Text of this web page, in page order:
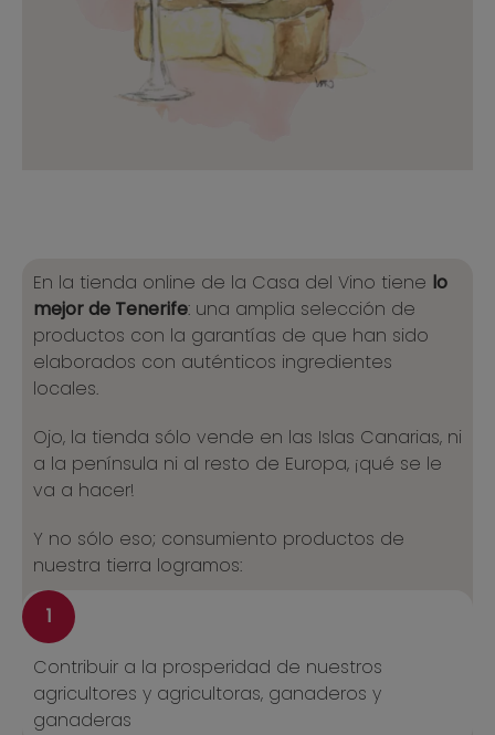
En la tienda online de la Casa del Vino tiene lo
mejor de Tenerife: una amplia selección de
productos con la garantías de que han sido
elaborados con auténticos ingredientes
locales.
Ojo, la tienda sólo vende en las Islas Canarias, ni
a la península ni al resto de Europa, ¡qué se le
va a hacer!
Y no sólo eso; consumiento productos de
nuestra tierra logramos:
1
Contribuir a la prosperidad de nuestros
agricultores y agricultoras, ganaderos y
ganaderas